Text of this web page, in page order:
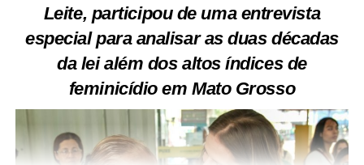
Leite, participou de uma entrevista
especial para analisar as duas décadas
da lei além dos altos índices de
feminicídio em Mato Grosso